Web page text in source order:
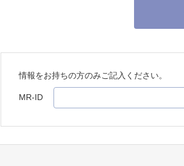
情報をお持ちの方のみご記入ください。
MR-ID